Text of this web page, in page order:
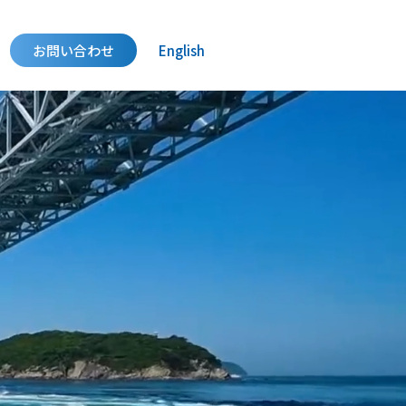
化成品用途
の実現を目指して
お問い合わせ English